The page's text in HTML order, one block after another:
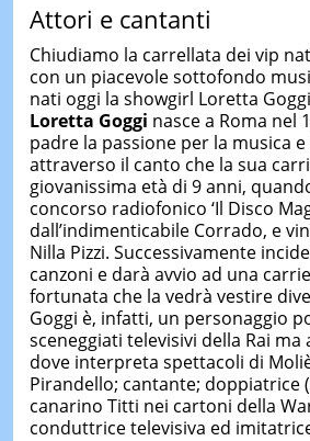
Attori e cantanti
Chiudiamo la carrellata dei vip
con un piacevole sottofondo
nati oggi la showgirl Loretta
Loretta Goggi nasce a Roma nel
padre la passione per la musica
attraverso il canto che la sua
giovanissima età di 9 anni,
concorso radiofonico ‘Il Disco
dall’indimenticabile Corrado, e
Nilla Pizzi. Successivamente
canzoni e darà avvio ad una
fortunata che la vedrà vestire
Goggi è, infatti, un personaggio
sceneggiati televisivi della Rai ma
dove interpreta spettacoli di
Pirandello; cantante; doppiatrice
canarino Titti nei cartoni della
conduttrice televisiva ed